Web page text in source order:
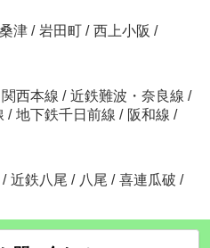
桑津 / 岩田町 / 西上小阪 /
関西本線 / 近鉄難波・奈良線 /
/ 地下鉄千日前線 / 阪和線 /
/ 近鉄八尾 / 八尾 / 喜連瓜破 /